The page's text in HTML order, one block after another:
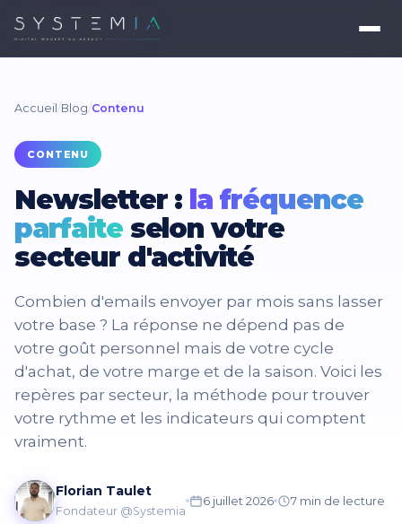
Accueil /Blog/Contenu
CONTENU
Newsletter : la fréquence
parfaiteselon votre
secteur d'activité
Combien d'emails envoyer par mois sans lasser
votre base ? La réponse ne dépend pas de
votre goût personnel mais de votre cycle
d'achat, de votre marge et de la saison. Voici les
repères par secteur, la méthode pour trouver
votre rythme et les indicateurs qui comptent
vraiment.
Florian Taulet
Fondateur @Systemia
6 juillet 2026 7 min de lecture